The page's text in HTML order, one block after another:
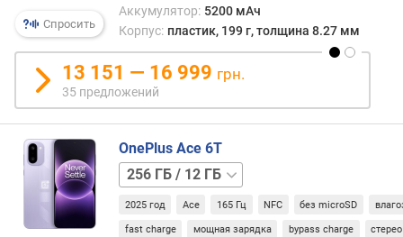
е
р
т
к
и
(
ц
)
с
о
Спросить
Аккумулятор: 5200 мАч
Корпус: пластик, 199 г, толщина 8.27 мм
13 151 — 16 999 грн.
35 предложений
OnePlus Ace 6T
256 ГБ
/
16 ГБ512 ГБ
2025 год Ace 165 Гц NFC без microSD
fast charge мощная зарядка bypass charge стерео